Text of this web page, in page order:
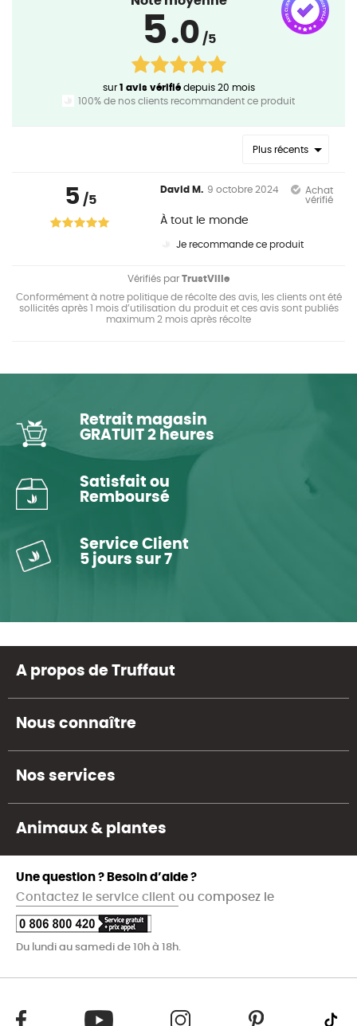
5.0 /5
sur1 avis vérifiédepuis 20 mois
100% de nos clients recommandent ce produit
Plus récents
5 /5
David M. 9 octobre 2024
Achat
vérifié
À tout le monde
Je recommande ce produit
Vérifiés par TrustVille
Conformément à notre politique de récolte des avis, les clients ont été
sollicités après 1 mois d’utilisation du produit et ces avis sont publiés
maximum 2 mois après récolte
Retrait magasin
GRATUIT 2 heures
Satisfait ou
Remboursé
Service Client
5 jours sur 7
A propos de Truffaut
Nous connaître
Nos services
Animaux & plantes
Une question ? Besoin d’aide ?
Contactez le service client ou composez le
Du lundi au samedi de 10h à 18h.